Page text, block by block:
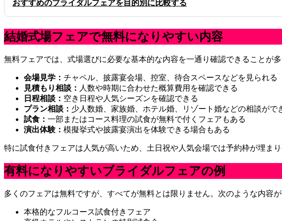
おすすめのブライダルフェアを目的別に比較する
結婚式場フェアで無料になりやすい内容
無料フェアでは、式場選びに必要な基本的な内容を一通り確認できることが
会場見学： チャペル、披露宴会場、控室、待合スペースなどを見られる
見積もり相談： 人数や時期に合わせた概算費用を確認できる
日程相談： 空き日程や人気シーズンを確認できる
プラン相談： 少人数婚、家族婚、ホテル婚、リゾート婚などの相談がで
試食： 一部またはコース料理の試食が無料で付くフェアもある
演出体験： 模擬挙式や披露宴演出を体験できる場合もある
特に試食付きフェアは人気が高いため、土日祝や人気会場では予約枠が埋ま
有料になりやすいブライダルフェアの例
多くのフェアは無料ですが、すべてが無料とは限りません。次のような内容
本格的なフルコース試食付きフェア